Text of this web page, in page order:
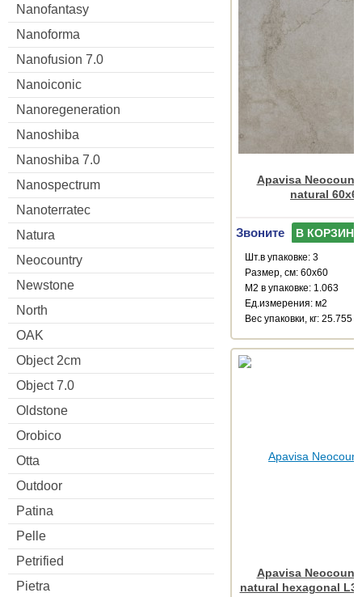
Nanofantasy
Nanoforma
Nanofusion 7.0
Nanoiconic
Nanoregeneration
Nanoshiba
Nanoshiba 7.0
Nanospectrum
Nanoterratec
Natura
Neocountry
Newstone
North
OAK
Object 2cm
Object 7.0
Oldstone
Orobico
Otta
Outdoor
Patina
Pelle
Petrified
Pietra
Apavisa
natural
Звоните В КОРЗИНУ
Шт.в упаковке: 3
Размер, см: 60x60
М2 в упаковке: 1.063
Ед.измерения: м2
Веc упаковки, кг: 25.755
Apavisa
natural hexagonal